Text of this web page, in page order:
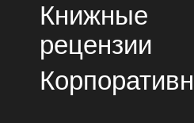
Книжные
рецензии